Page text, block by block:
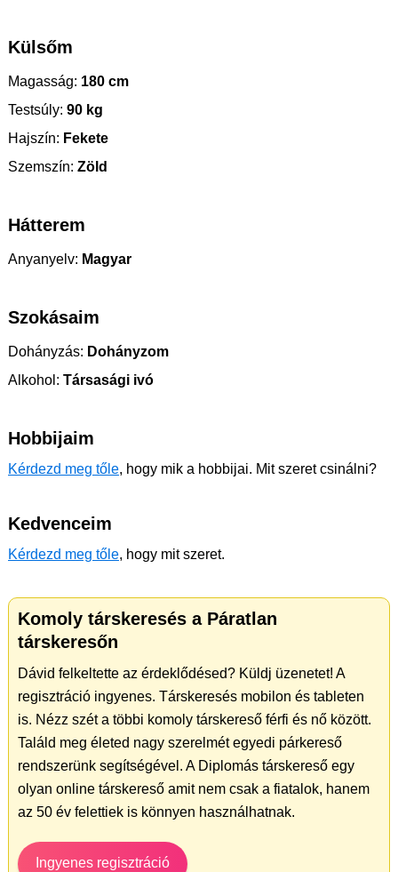
Külsőm
Magasság: 180 cm
Testsúly: 90 kg
Hajszín: Fekete
Szemszín: Zöld
Hátterem
Anyanyelv: Magyar
Szokásaim
Dohányzás: Dohányzom
Alkohol: Társasági ivó
Hobbijaim
Kérdezd meg tőle, hogy mik a hobbijai. Mit szeret csinálni?
Kedvenceim
Kérdezd meg tőle, hogy mit szeret.
Komoly társkeresés a Páratlan
társkeresőn
Dávid felkeltette az érdeklődésed? Küldj üzenetet! A
regisztráció ingyenes. Társkeresés mobilon és tableten
is. Nézz szét a többi komoly társkereső férfi és nő között.
Találd meg életed nagy szerelmét egyedi párkereső
rendszerünk segítségével. A Diplomás társkereső egy
olyan online társkereső amit nem csak a fiatalok, hanem
az 50 év felettiek is könnyen használhatnak.
Ingyenes regisztráció